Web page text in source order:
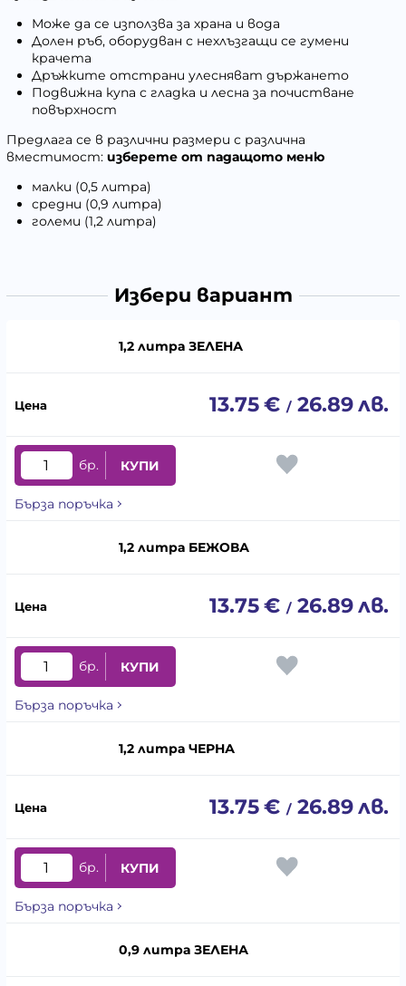
Може да се използва за храна и вода
Долен ръб, оборудван с нехлъзгащи се гумени
крачета
Дръжките отстрани улесняват държането
Подвижна купа с гладка и лесна за почистване
повърхност
Предлага се в различни размери с различна
вместимост: изберете от падащото меню
малки (0,5 литра)
средни (0,9 литра)
големи (1,2 литра)
Избери вариант
1,2 литра ЗЕЛЕНА
13.75€ / 26.89лв.
бр. КУПИ
Бърза поръчка
1,2 литра БЕЖОВА
13.75€ / 26.89лв.
бр. КУПИ
Бърза поръчка
1,2 литра ЧЕРНА
13.75€ / 26.89лв.
бр. КУПИ
Бърза поръчка
0,9 литра ЗЕЛЕНА